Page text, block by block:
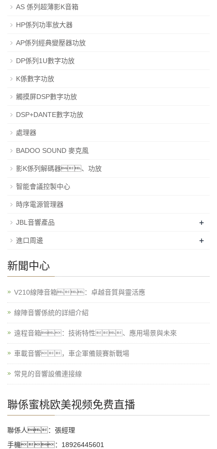
AS 係列超薄影K音箱
HP係列功率放大器
AP係列經典變壓器功放
DP係列1U數字功放
K係數字功放
觸摸屏DSP數字功放
DSP+DANTE數字功放
處理器
BADOO SOUND 麥克風
影K係列解碼器、功放
智能會議控製中心
時序電源管理器
JBL音響產品 +
進口周邊 +
新聞中心
V210線陣音箱：卓越音質與靈活應
線陣音響係統的詳細介紹
遠程音箱：技術特性、應用場景與未來
車載音響，車企軍備競賽新戰場
常見的音響設備連接線
聯係蜜桃欧美视频免费直播
聯係人：張經理
手機：18926445601